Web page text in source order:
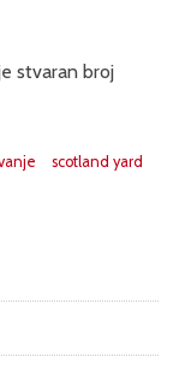
stvaran broj
scotland yard